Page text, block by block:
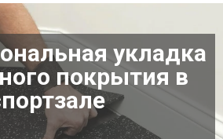
укладка
покрытия в